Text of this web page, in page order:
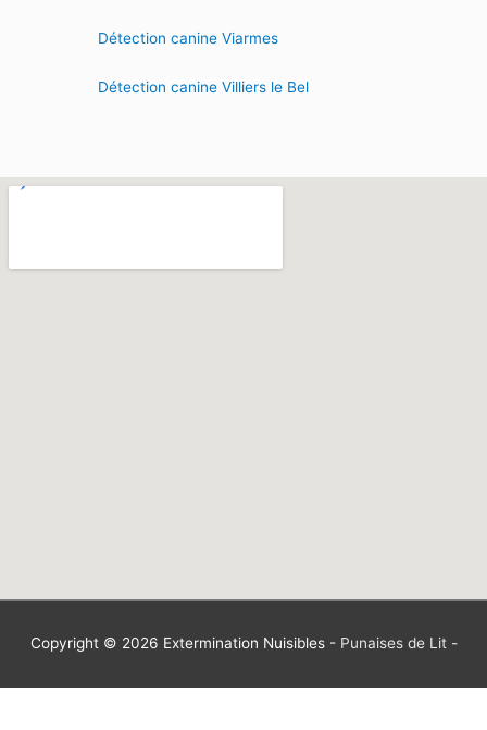
Détection canine Viarmes
Détection canine Villiers le Bel
Copyright © 2026 Extermination Nuisibles- Punaises de Lit-